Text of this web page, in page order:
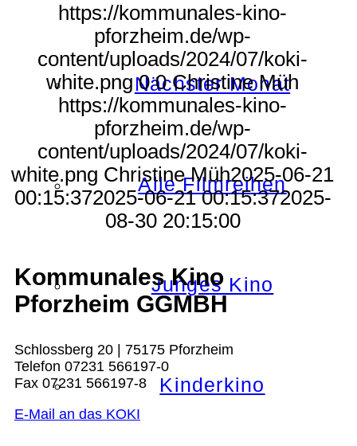
Nächster Monat
Alle Filmreihen
Junges Kino
Kinderkino
https://kommunales-kino-
pforzheim.de/wp-
content/uploads/2024/07/koki-
white.png 0 0 Christine Müh
https://kommunales-kino-
pforzheim.de/wp-
content/uploads/2024/07/koki-
white.png Christine Müh2025-06-21
00:15:372025-06-21 00:15:372025-
08-30 20:15:00
Kommunales Kino
Pforzheim GGMBH
Schlossberg 20 | 75175 Pforzheim
Telefon 07231 566197-0
Fax 07231 566197-8
E-Mail an das KOKI